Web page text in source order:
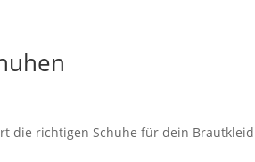
die richtigen Schuhe für dein Brautkleid